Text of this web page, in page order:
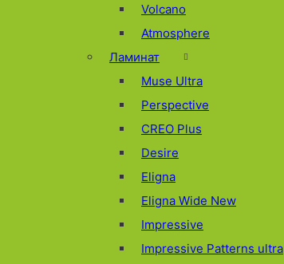
Volcano
Atmosphere
Ламинат
Muse Ultra
Perspective
CREO Plus
Desire
Eligna
Eligna Wide New
Impressive
Impressive Patterns ultra